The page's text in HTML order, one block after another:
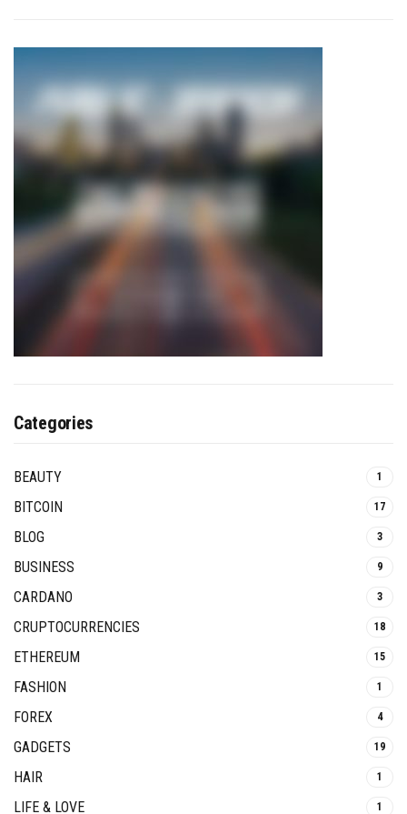
Categories
BEAUTY 1
BITCOIN 17
BLOG 3
BUSINESS 9
CARDANO 3
CRUPTOCURRENCIES 18
ETHEREUM 15
FASHION 1
FOREX 4
GADGETS 19
HAIR 1
LIFE & LOVE 1